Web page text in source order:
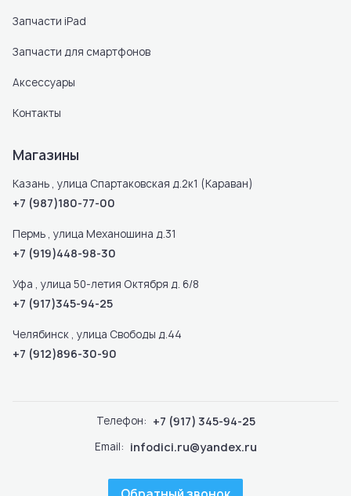
Запчасти iPad
Запчасти для смартфонов
Аксессуары
Контакты
Магазины
Казань , улица Спартаковская д.2к1 (Караван)
+7 (987)180-77-00
Пермь , улица Механошина д.31
+7 (919)448-98-30
Уфа , улица 50-летия Октября д. 6/8
+7 (917)345-94-25
Челябинск , улица Свободы д.44
+7 (912)896-30-90
Телефон: +7 (917) 345-94-25
Email: infodici.ru@yandex.ru